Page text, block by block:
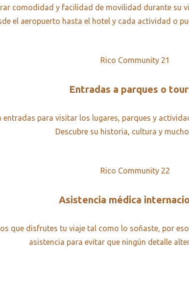
comodidad y facilidad de movilidad durante su
el aeropuerto hasta el hotel y cada actividad o
Entradas a parques o
entradas para visitar los lugares, parques y
Descubre su historia, cultura y
Asistencia médica
que disfrutes tu viaje tal como lo soñaste, por
asistencia para evitar que ningún detalle